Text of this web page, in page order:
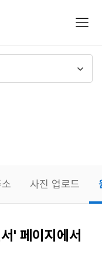
모바
사진 업로드
' 페이지에서